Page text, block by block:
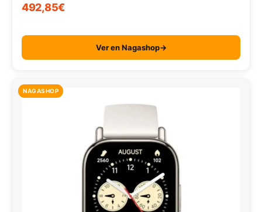
492,85€
Ver en Nagashop→
NAGASHOP